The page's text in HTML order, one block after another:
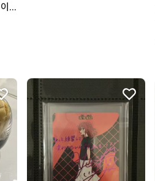
반프레스토 봇치더록 키타 이쿠요 피규어 (개봉품)